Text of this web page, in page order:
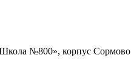
№800», корпус Сормово